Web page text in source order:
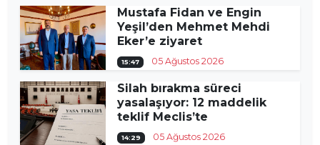
Mustafa Fidan ve Engin
Yeşil’den Mehmet Mehdi
Eker’e ziyaret
15:47 05 Ağustos 2026
Silah bırakma süreci
yasalaşıyor: 12 maddelik
teklif Meclis’te
14:29 05 Ağustos 2026